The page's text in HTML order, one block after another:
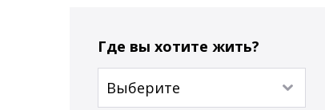
Где вы хотите жить?